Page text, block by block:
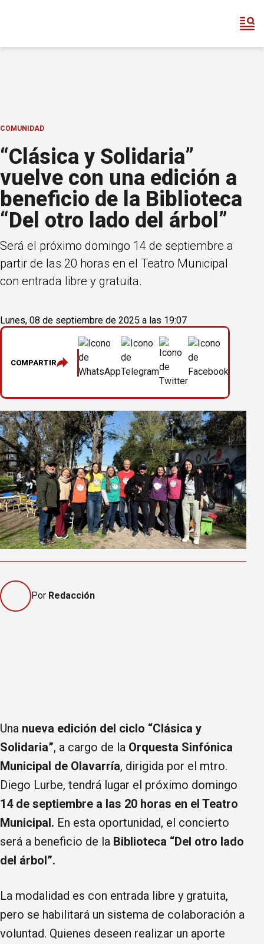
COMUNIDAD
“Clásica y Solidaria”
vuelve con una edición a
beneficio de la Biblioteca
“Del otro lado del árbol”
Será el próximo domingo 14 de septiembre a
partir de las 20 horas en el Teatro Municipal
con entrada libre y gratuita.
Lunes, 08 de septiembre de 2025 a las 19:07
COMPARTIR
Por Redacción
Una nueva edición del ciclo “Clásica y
Solidaria”, a cargo de la Orquesta Sinfónica
Municipal de Olavarría, dirigida por el mtro.
Diego Lurbe, tendrá lugar el próximo domingo
14 de septiembre a las 20 horas en el Teatro
Municipal. En esta oportunidad, el concierto
será a beneficio de la Biblioteca “Del otro lado
del árbol”.
La modalidad es con entrada libre y gratuita,
pero se habilitará un sistema de colaboración a
voluntad. Quienes deseen realizar un aporte